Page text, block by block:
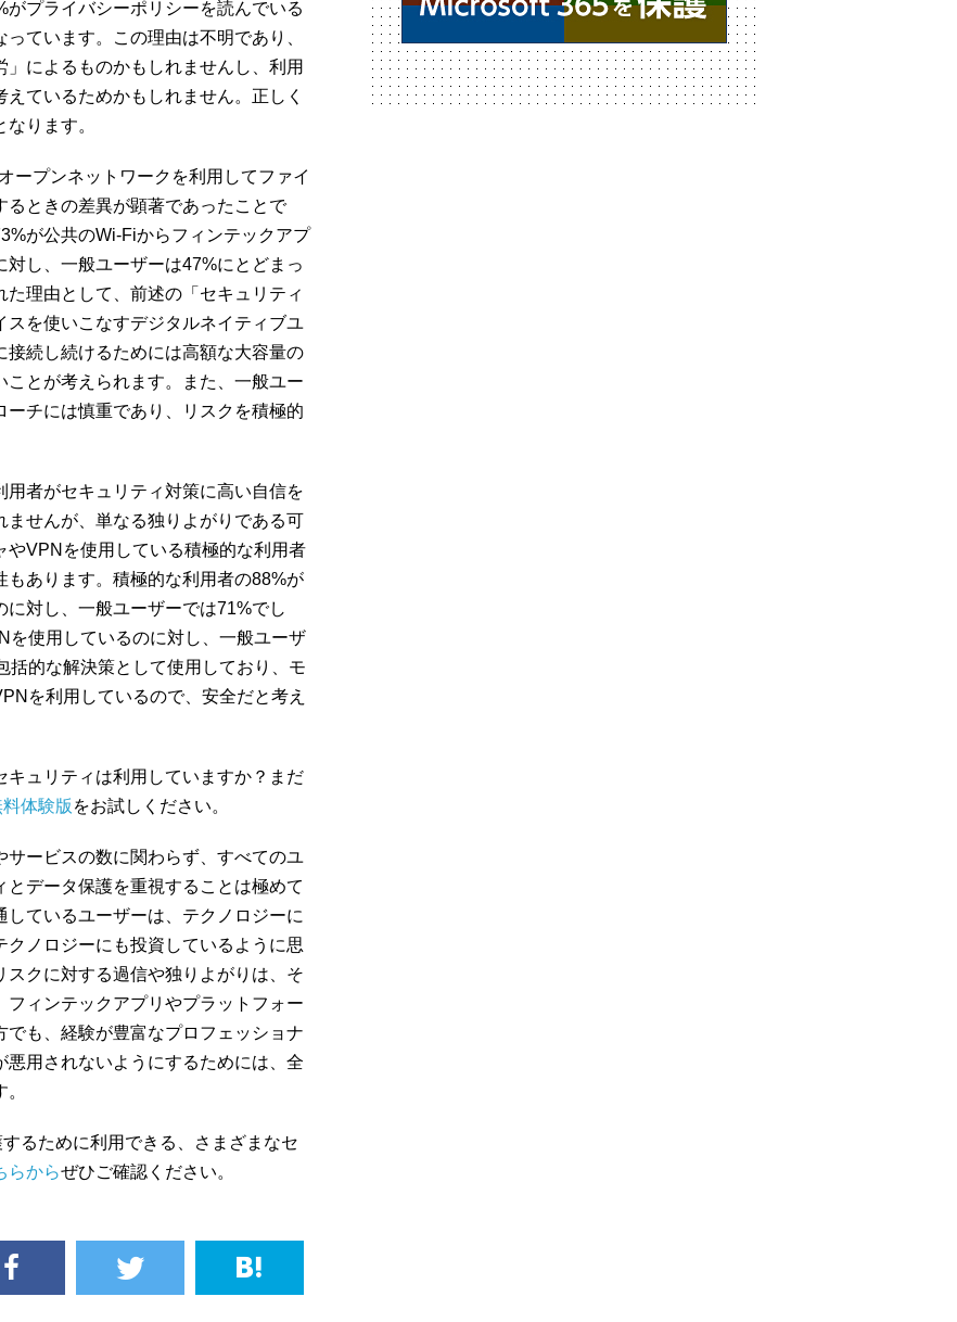
プライバシーポリシーを読んでいる
ています。この理由は不明であり、
」によるものかもしれませんし、利用
ているためかもしれません。正しく
ります。
ープンネットワークを利用してファイ
ときの差異が顕著であったことで
が公共のWi-Fiからフィンテックアプ
し、一般ユーザーは47%にとどまっ
理由として、前述の「セキュリティ
を使いこなすデジタルネイティブユ
続し続けるためには高額な大容量の
とが考えられます。また、一般ユー
チには慎重であり、リスクを積極的
者がセキュリティ対策に高い自信を
せんが、単なる独りよがりである可
VPNを使用している積極的な利用者
あります。積極的な利用者の88%が
対し、一般ユーザーでは71%でし
を使用しているのに対し、一般ユーザ
括的な解決策として使用しており、モ
を利用しているので、安全だと考え
ュリティは利用していますか？まだ
体験版 をお試しください。
ービスの数に関わらず、すべてのユ
データ保護を重視することは極めて
ているユーザーは、テクノロジーに
ノロジーにも投資しているように思
クに対する過信や独りよがりは、そ
ィンテックアプリやプラットフォー
も、経験が豊富なプロフェッショナ
用されないようにするためには、全
るために利用できる、さまざまなセ
らからぜひご確認ください。